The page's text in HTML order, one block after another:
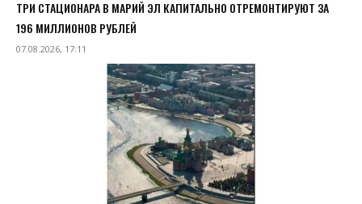
ТРИ СТАЦИОНАРА В МАРИЙ ЭЛ КАПИТАЛЬНО ОТРЕМОНТИРУЮТ ЗА
196 МИЛЛИОНОВ РУБЛЕЙ
07.08.2026, 17:11